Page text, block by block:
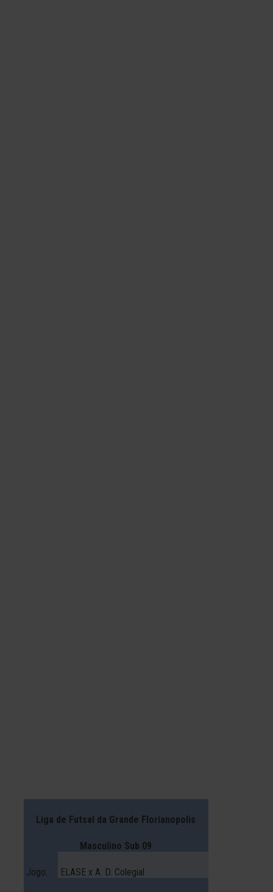
Liga de Futsal da Grande Florianopolis
Masculino Sub 09
Jogo: ELASE x A. D. Colegial